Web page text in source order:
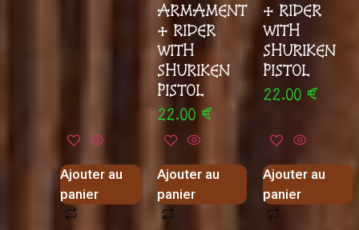
Ajouter au
panier
ARMAMENT
+ RIDER
WITH
SHURIKEN
PISTOL
22.00 €
Ajouter au
panier
+ RIDER
WITH
SHURIKEN
PISTOL
22.00 €
Ajouter au
panier